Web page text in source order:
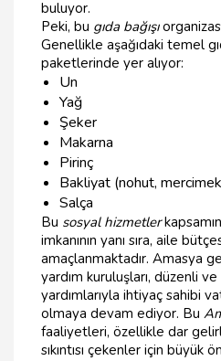
buluyor.
Peki, bu gıda bağışı
Genellikle aşağıdaki temel
paketlerinde yer alıyor:
Un
Yağ
Şeker
Makarna
Pirinç
Bakliyat (nohut,
Salça
Bu sosyal hizmetler
imkanının yanı sıra, aile
amaçlanmaktadır. Amasya
yardım kuruluşları, düzenli
yardımlarıyla ihtiyaç sahibi
olmaya devam ediyor. Bu
faaliyetleri, özellikle dar
sıkıntısı çekenler için büyük